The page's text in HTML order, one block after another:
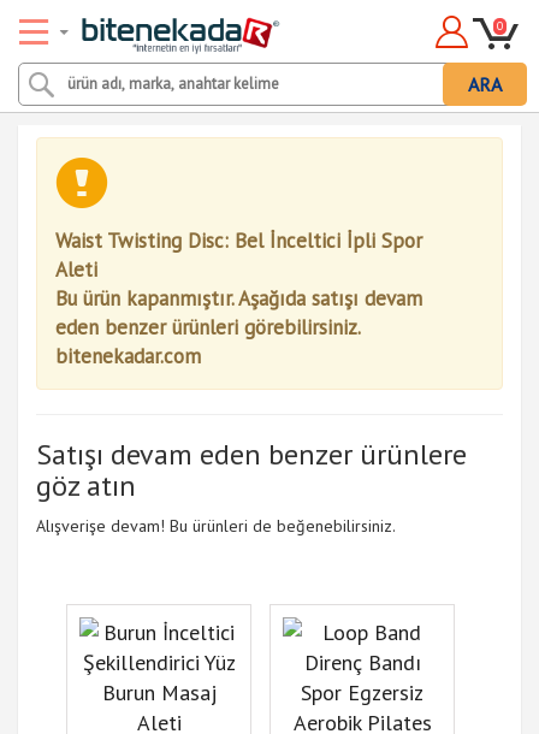
ARA
0
Waist Twisting Disc: Bel İnceltici İpli Spor
Aleti
Bu ürün kapanmıştır. Aşağıda satışı devam
eden benzer ürünleri görebilirsiniz.
bitenekadar.com
Satışı devam eden benzer ürünlere
göz atın
Alışverişe devam! Bu ürünleri de beğenebilirsiniz.